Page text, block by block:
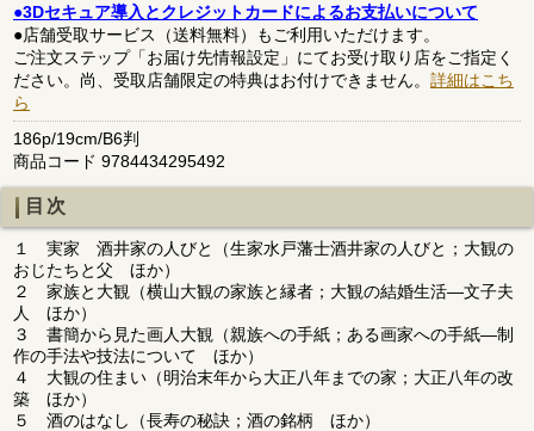
●3Dセキュア導入とクレジットカードによるお支払いについて
●店舗受取サービス（送料無料）もご利用いただけます。
ご注文ステップ「お届け先情報設定」にてお受け取り店をご指定く
ださい。尚、受取店舗限定の特典はお付けできません。 詳細はこち
ら
186p/19cm/B6判
商品コード 9784434295492
目次
１ 実家 酒井家の人びと（生家水戸藩士酒井家の人びと；大観の
おじたちと父 ほか）
２ 家族と大観（横山大観の家族と縁者；大観の結婚生活―文子夫
人 ほか）
３ 書簡から見た画人大観（親族への手紙；ある画家への手紙―制
作の手法や技法について ほか）
４ 大観の住まい（明治末年から大正八年までの家；大正八年の改
築 ほか）
５ 酒のはなし（長寿の秘訣；酒の銘柄 ほか）